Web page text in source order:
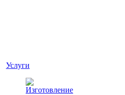
Услуги